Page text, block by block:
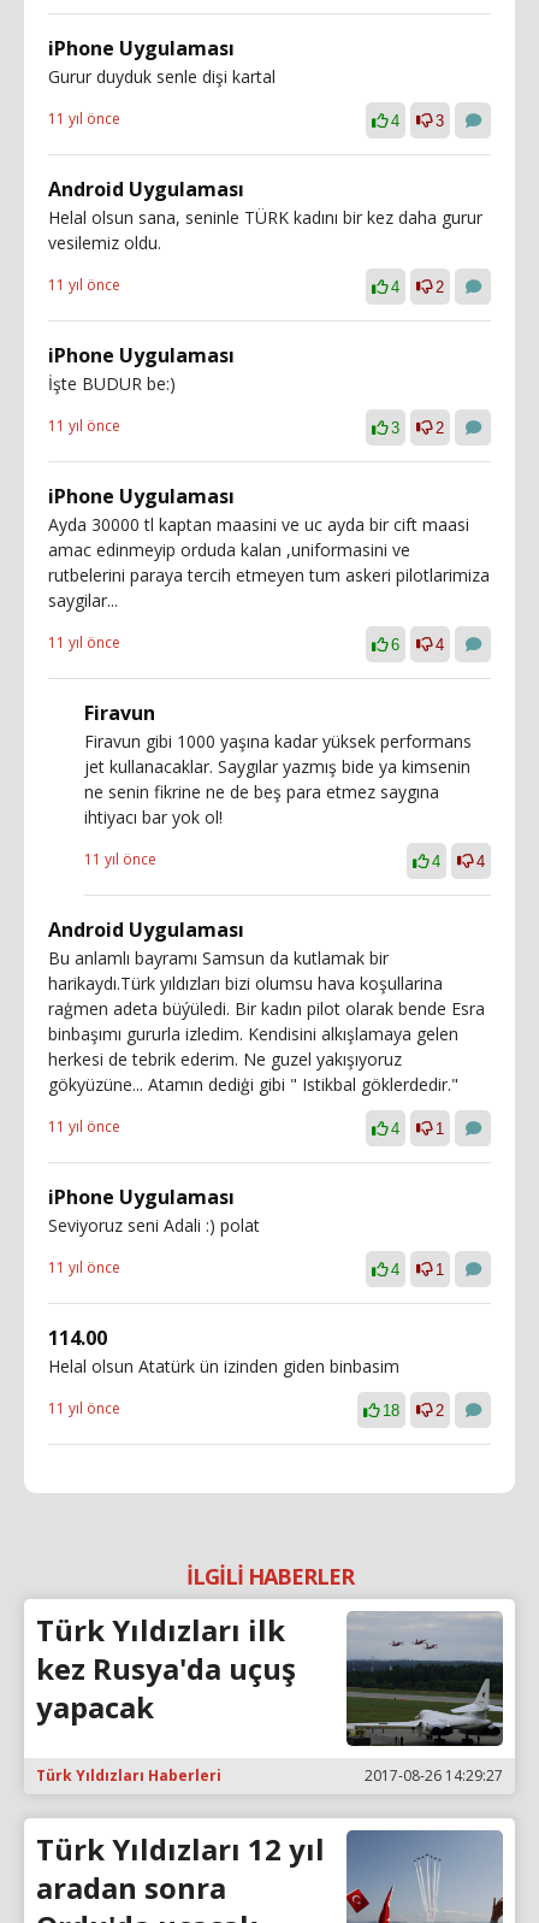
iPhone Uygulaması
Gurur duyduk senle dişi kartal
11 yıl önce 4 3
Android Uygulaması
Helal olsun sana, seninle TÜRK kadını bir kez daha gurur
vesilemiz oldu.
11 yıl önce 4 2
iPhone Uygulaması
İşte BUDUR be:)
11 yıl önce 3 2
iPhone Uygulaması
Ayda 30000 tl kaptan maasini ve uc ayda bir cift maasi
amac edinmeyip orduda kalan ,uniformasini ve
rutbelerini paraya tercih etmeyen tum askeri pilotlarimiza
saygilar...
11 yıl önce 6 4
Firavun
Firavun gibi 1000 yaşına kadar yüksek performans
jet kullanacaklar. Saygılar yazmış bide ya kimsenin
ne senin fikrine ne de beş para etmez saygına
ihtiyacı bar yok ol!
11 yıl önce 4 4
Android Uygulaması
Bu anlamlı bayramı Samsun da kutlamak bir
harikaydı.Türk yıldızları bizi olumsu hava koşullarina
raģmen adeta büýüledi. Bir kadın pilot olarak bende Esra
binbaşımı gururla izledim. Kendisini alkışlamaya gelen
herkesi de tebrik ederim. Ne guzel yakışıyoruz
gökyüzüne... Atamın dediģi gibi " Istikbal göklerdedir."
11 yıl önce 4 1
iPhone Uygulaması
Seviyoruz seni Adali :) polat
11 yıl önce 4 1
114.00
Helal olsun Atatürk ün izinden giden binbasim
11 yıl önce 18 2
İLGİLİ HABERLER
Türk Yıldızları ilk
kez Rusya'da uçuş
yapacak
Türk Yıldızları Haberleri 2017-08-26 14:29:27
Türk Yıldızları 12 yıl
aradan sonra